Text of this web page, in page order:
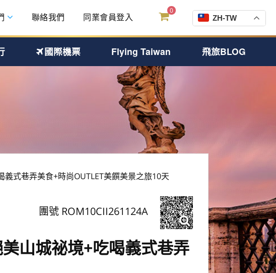
聯絡我們 同業會員登入
國際機票 Flying Taiwan 飛旅BLOG
0
ZH-TW
義式巷弄美食+時尚OUTLET美饌美景之旅10天
團號 ROM10CII261124A
山城祕境+吃喝義式巷弄